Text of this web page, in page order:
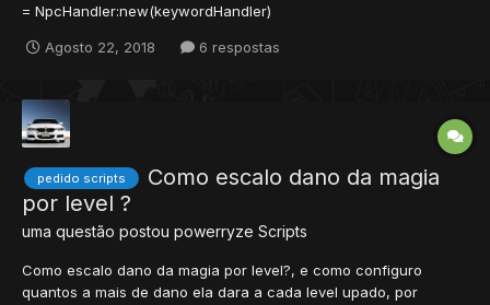
= NpcHandler:new(keywordHandler)
onCreatureAppear(cid) npcHandler:onCreatureAppear(cid) end
npcHandler:onCreatureDisappear(cid) end function onC...
Agosto 22, 2018 6 respostas
pedido scripts
Como escalo dano da magia
por level ?
uma questão postou powerryze Scripts
Como escalo dano da magia por level?, e como configuro
quantos a mais de dano ela dara a cada level upado, por